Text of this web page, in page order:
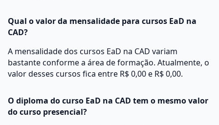
Qual o valor da mensalidade para cursos EaD na
CAD?
A mensalidade dos cursos EaD na CAD variam
bastante conforme a área de formação. Atualmente, o
valor desses cursos fica entre R$ 0,00 e R$ 0,00.
O diploma do curso EaD na CAD tem o mesmo valor
do curso presencial?